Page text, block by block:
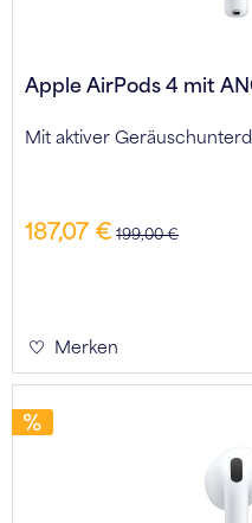
Apple AirPods 4 mit
Mit aktiver
187,07 € 199,00 €
Merken